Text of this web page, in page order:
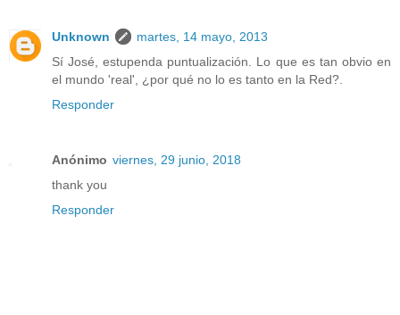
Unknown
martes, 14 mayo, 2013
Sí José, estupenda puntualización. Lo que es tan obvio en
el mundo 'real', ¿por qué no lo es tanto en la Red?.
Responder
Anónimo viernes, 29 junio, 2018
thank you
Responder